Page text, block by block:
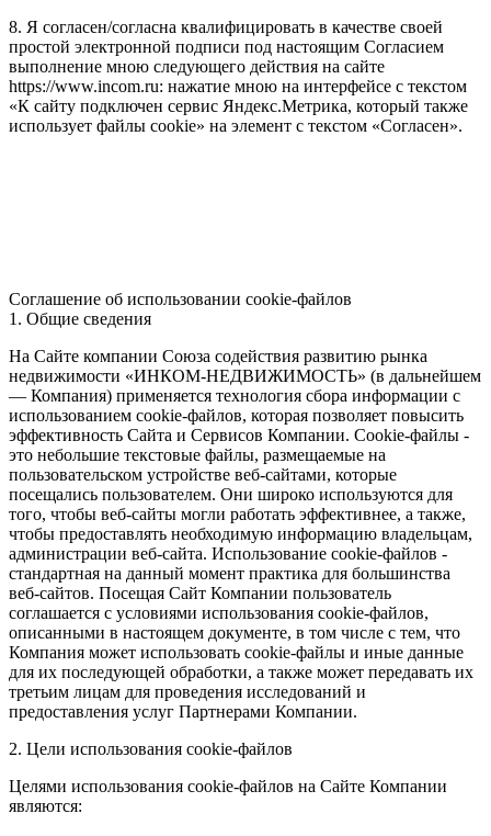
8. Я согласен/согласна квалифицировать в качестве своей
простой электронной подписи под настоящим Согласием
выполнение мною следующего действия на сайте
https://www.incom.ru: нажатие мною на интерфейсе с текстом
«К сайту подключен сервис Яндекс.Метрика, который также
использует файлы cookie» на элемент с текстом «Согласен».
Соглашение об использовании cookie-файлов
1. Общие сведения
На Сайте компании Союза содействия развитию рынка
недвижимости «ИНКОМ-НЕДВИЖИМОСТЬ» (в дальнейшем
— Компания) применяется технология сбора информации с
использованием cookie-файлов, которая позволяет повысить
эффективность Сайта и Сервисов Компании. Сookie-файлы -
это небольшие текстовые файлы, размещаемые на
пользовательском устройстве веб-сайтами, которые
посещались пользователем. Они широко используются для
того, чтобы веб-сайты могли работать эффективнее, а также,
чтобы предоставлять необходимую информацию владельцам,
администрации веб-сайта. Использование cookie-файлов -
стандартная на данный момент практика для большинства
веб-сайтов. Посещая Сайт Компании пользователь
соглашается с условиями использования cookie-файлов,
описанными в настоящем документе, в том числе с тем, что
Компания может использовать cookie-файлы и иные данные
для их последующей обработки, а также может передавать их
третьим лицам для проведения исследований и
предоставления услуг Партнерами Компании.
2. Цели использования cookie-файлов
Целями использования cookie-файлов на Сайте Компании
являются: